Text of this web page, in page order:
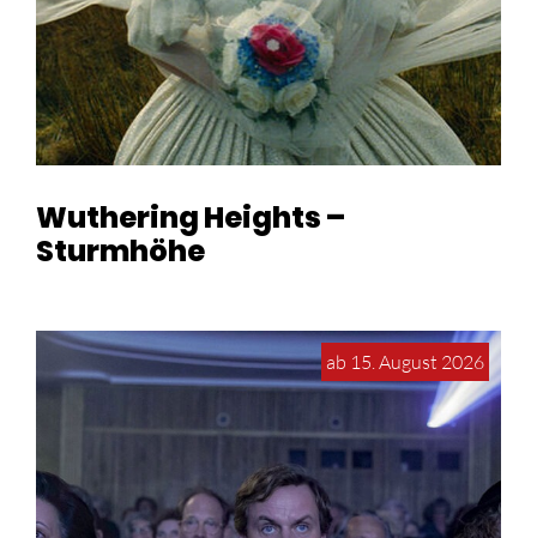
Wuthering Heights –
Sturmhöhe
ab 15. August 2026